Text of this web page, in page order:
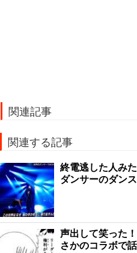
関連記事
関連する記事
終電逃した人み
ダンサーのダン
声出して笑った
さかのコラボで話